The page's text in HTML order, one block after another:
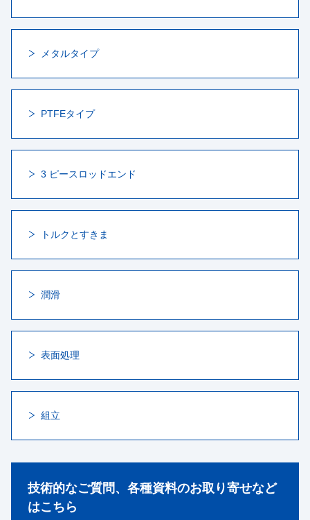
メタルタイプ
PTFEタイプ
3 ピースロッドエンド
トルクとすきま
潤滑
表面処理
組立
技術的なご質問、各種資料のお取り寄せなど
はこちら